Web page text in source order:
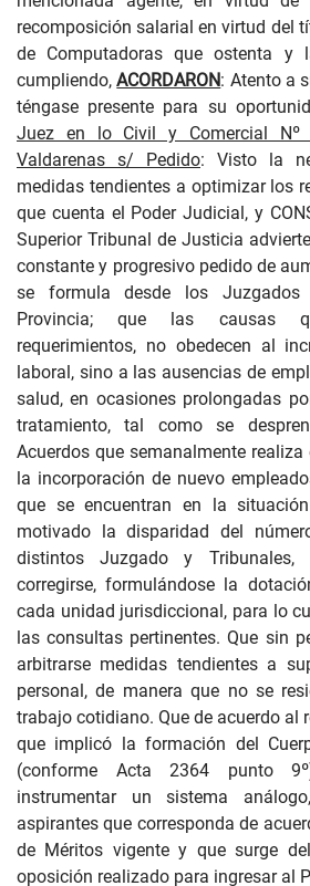
recomposición salarial en virtud del
de Computadoras que ostenta y
cumpliendo,ACORDARON: Atento a
téngase presente para su
Juez en lo Civil y Comercial Nº
Valdarenas s/ Pedido: Visto la
medidas tendientes a optimizar los
que cuenta el Poder Judicial, y
Superior Tribunal de Justicia
constante y progresivo pedido de
se formula desde los
Provincia; que las causas
requerimientos, no obedecen al
laboral, sino a las ausencias de
salud, en ocasiones prolongadas
tratamiento, tal como se
Acuerdos que semanalmente realiza
la incorporación de nuevo
que se encuentran en la
motivado la disparidad del
distintos Juzgado y Tribunales,
corregirse, formulándose la
cada unidad jurisdiccional, para lo
las consultas pertinentes. Que sin
arbitrarse medidas tendientes a
personal, de manera que no se
trabajo cotidiano. Que de acuerdo al
que implicó la formación del
(conforme Acta 2364 punto
instrumentar un sistema
aspirantes que corresponda de
de Méritos vigente y que surge
oposición realizado para ingresar al